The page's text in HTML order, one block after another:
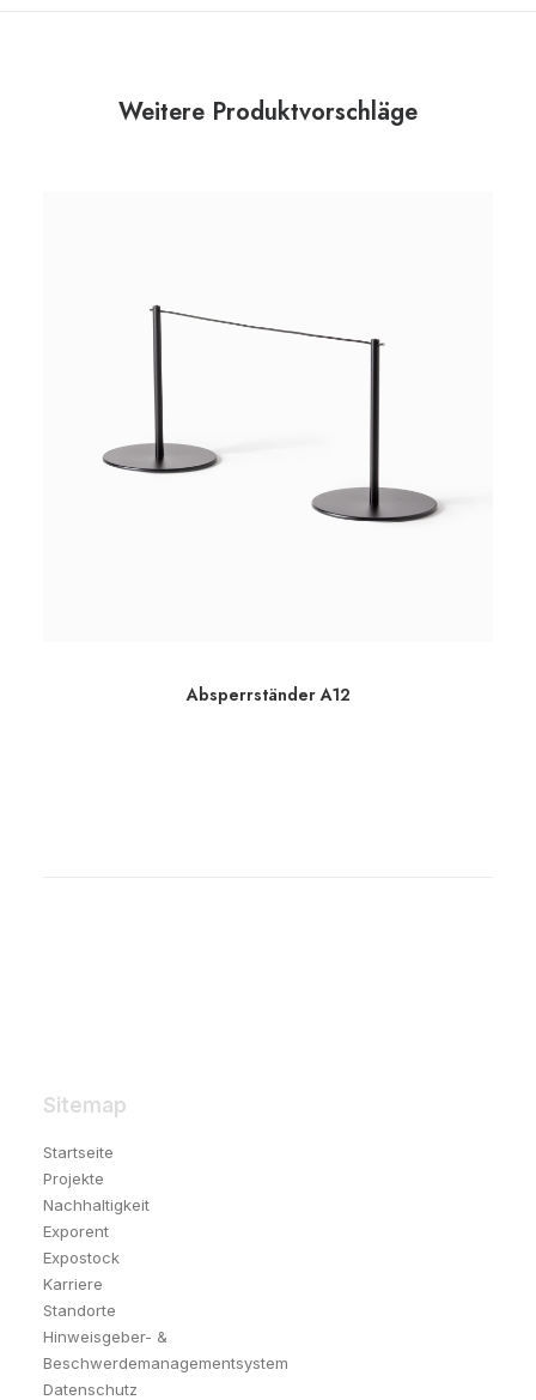
Weitere Produktvorschläge
Absperrständer A12
Sitemap
Startseite
Projekte
Nachhaltigkeit
Exporent
Expostock
Karriere
Standorte
Hinweisgeber- &
Beschwerdemanagementsystem
Datenschutz